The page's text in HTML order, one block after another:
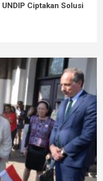
Ciptakan Solusi